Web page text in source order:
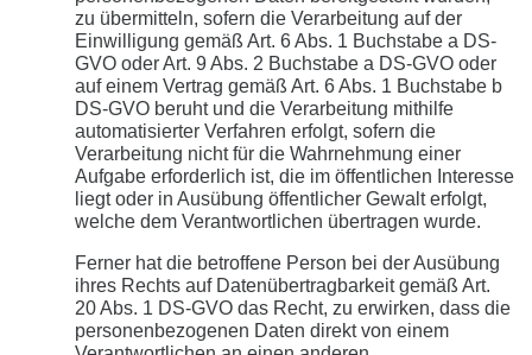
zu übermitteln, sofern die Verarbeitung auf der
Einwilligung gemäß Art. 6 Abs. 1 Buchstabe a DS-
GVO oder Art. 9 Abs. 2 Buchstabe a DS-GVO oder
auf einem Vertrag gemäß Art. 6 Abs. 1 Buchstabe b
DS-GVO beruht und die Verarbeitung mithilfe
automatisierter Verfahren erfolgt, sofern die
Verarbeitung nicht für die Wahrnehmung einer
Aufgabe erforderlich ist, die im öffentlichen Interesse
liegt oder in Ausübung öffentlicher Gewalt erfolgt,
welche dem Verantwortlichen übertragen wurde.
Ferner hat die betroffene Person bei der Ausübung
ihres Rechts auf Datenübertragbarkeit gemäß Art.
20 Abs. 1 DS-GVO das Recht, zu erwirken, dass die
personenbezogenen Daten direkt von einem